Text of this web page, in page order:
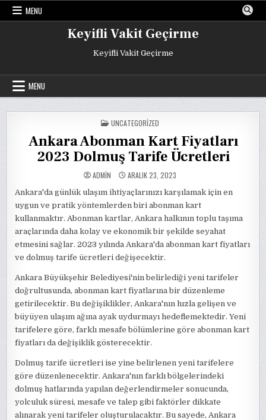
Skip
MENU
Keyifli Vakit Geçirme
Keyifli Vakit Geçirme
MENU
POSTED
IN
UNCATEGORIZED
Ankara Abonman Kart Fiyatları
2023 Dolmuş Tarife Ücretleri
ADMIN ARALIK 23, 2023
Ankara'da günlük ulaşım ihtiyaçlarınızı karşılamak için en
uygun ve pratik yöntemlerden biri abonman kart
kullanmaktır. Abonman kartlar, Ankara halkının toplu taşıma
araçlarında daha kolay ve ekonomik bir şekilde seyahat
etmesini sağlar. 2023 yılında Ankara'da abonman kart fiyatları
ve dolmuş tarife ücretleri değişecektir.
Ankara Büyükşehir Belediyesi'nin belirlediği yeni tarifeler
doğrultusunda, abonman kart fiyatlarına bir düzenleme
getirilecektir. Bu değişiklikler, Ankara'nın hızla gelişen ve
büyüyen ulaşım ağına ayak uydurmayı hedeflemektedir. Yeni
tarifelere göre, farklı mesafe bölümlerine göre abonman kart
fiyatları da değişiklik gösterecektir.
Dolmuş tarife ücretleri ise yine belirlenen yeni tarifelere
göre düzenlenecektir. Ankara'nın farklı bölgelerindeki
dolmuş hatlarında yapılan değerlendirmeler sonucunda,
yolculuk süresi, mesafe ve talep gibi faktörler dikkate
alınarak yeni tarifeler oluşturulacaktır. Bu sayede, Ankara